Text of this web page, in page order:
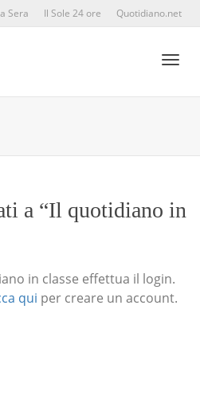
Sera Il Sole 24 ore Quotidiano.net
a “Il quotidiano in
in classe effettua il login.
qui per creare un account.